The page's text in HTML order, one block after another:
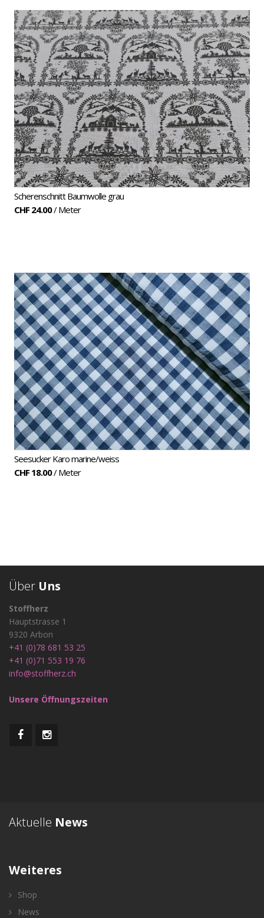
Scherenschnitt Baumwolle grau
CHF 24.00/ Meter
Seesucker Karo marine/weiss
CHF 18.00/ Meter
Über Uns
Stoffherz
Hauptstrasse 1
9320 Arbon
+41 (0)78 681 53 25
+41 (0)71 553 19 76
info@stoffherz.ch
Unsere Öffnungszeiten
Aktuelle News
Weiteres
Shop
News